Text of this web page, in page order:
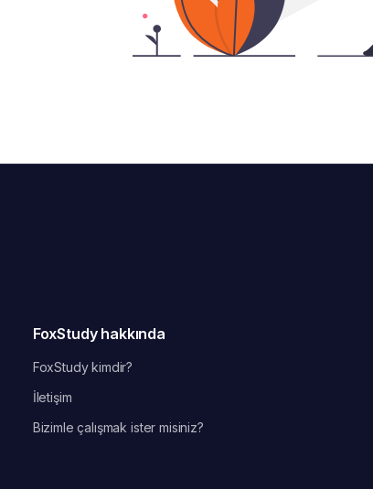
FoxStudy hakkında
FoxStudy kimdir?
İletişim
Bizimle çalışmak ister misiniz?